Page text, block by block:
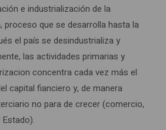
e industrialización de la
proceso que se desarrolla hasta la
el país se desindustrializa y
las actividades primarias y
concentra cada vez más el
capital fianciero y, de manera
no para de crecer (comercio,